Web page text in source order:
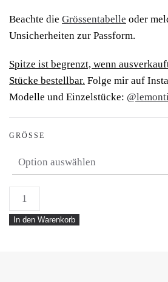
Beachte die Grössentabelle oder
Unsicherheiten zur Passform.
Spitze ist begrenzt, wenn
Stücke bestellbar. Folge mir auf
Modelle und Einzelstücke:
GRÖSSE
Junis
Menge
In den Warenkorb